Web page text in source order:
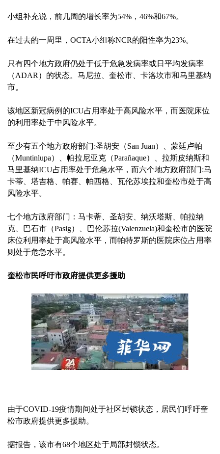
小组补充说，前几周的增长率为54%，46%和67%。
在过去的一周里，OCTA小组称NCR的阳性率为23%。
只有四个地方政府仍处于低于危急发病率或日平均发病率
（ADAR）的状态。马尼拉、奎松市、卡洛坎市和马里基纳
市。
该地区新冠病例的ICU占用率处于高风险水平，而医院床位
的利用率处于中风险水平。
至少有五个地方政府部门:圣胡安（San Juan）、蒙廷卢帕
（Muntinlupa）、帕拉尼亚克（Parañaque）、拉斯皮纳斯和
马里基纳ICU占用率处于危急水平，而六个地方政府部门:马
卡蒂、塔吉格、帕赛、帕西格、瓦伦苏埃拉和奎松市处于高
风险水平。
七个地方政府部门：马卡蒂、圣胡安、纳沃塔斯、帕拉纳
克、巴石市（Pasig）、巴伦苏拉(Valenzuela)和奎松市的医院
床位利用率处于高风险水平，而帕特罗斯的医院床位占用率
则处于危急水平。
奎松市民呼吁市政府提供更多援助
由于COVID-19疫情期间处于社区封锁状态，居民们呼吁奎
松市政府提供更多援助。
据报告，该市有68个地区处于局部封锁状态。